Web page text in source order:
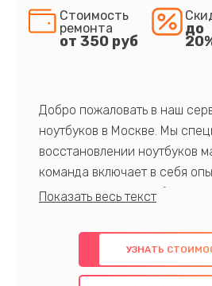
Стоимость
ремонта
от 350 руб
до
Добро пожаловать в наш
ноутбуков в Москве. Мы
восстановлении ноутбуков
команда включает в себя
профессионалов с
предлагаем быстрый и
использованием
также гарантируем качество
УЗНАТЬ